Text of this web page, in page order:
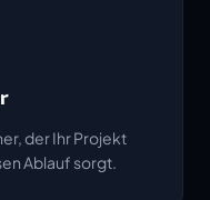
der Ihr Projekt
Ablauf sorgt.